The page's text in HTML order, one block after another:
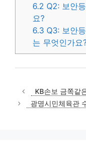
6.2 Q2: 보안
요?
6.3 Q3: 보안
는 무엇인가요
KB손보 금쪽같
광명시민체육관